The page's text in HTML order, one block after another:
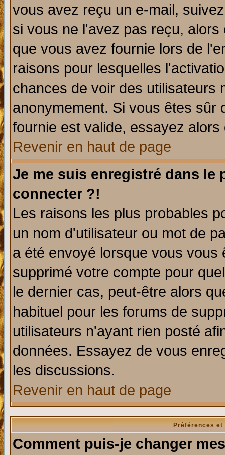
vous avez reçu un e-mail,
si vous ne l'avez pas reçu,
que vous avez fournie lors de
raisons pour lesquelles
chances de voir des utilisateurs
anonymement. Si vous êtes sûr
fournie est valide, essayez
Revenir en haut de page
Je me suis enregistré dans le
connecter ?!
Les raisons les plus probables
un nom d'utilisateur ou mot de
a été envoyé lorsque vous
supprimé votre compte pour
le dernier cas, peut-être alors
habituel pour les forums de
utilisateurs n'ayant rien posté
données. Essayez de vous
les discussions.
Revenir en haut de page
Préférences
Comment puis-je changer